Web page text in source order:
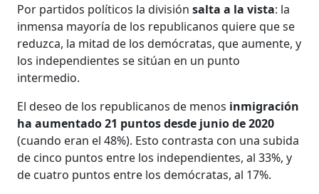
Por partidos políticos la divisiónsalta a la vista: la
inmensa mayoría de los republicanos quiere que se
reduzca, la mitad de los demócratas, que aumente, y
los independientes se sitúan en un punto
intermedio.
El deseo de los republicanos de menos inmigración
ha aumentado 21 puntos desde junio de 2020
(cuando eran el 48%). Esto contrasta con una subida
de cinco puntos entre los independientes, al 33%, y
de cuatro puntos entre los demócratas, al 17%.